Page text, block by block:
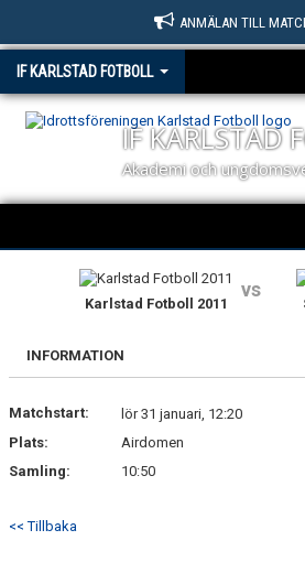
ANMÄLAN TILL
IF KARLSTAD FOTBOLL
IF KARLSTAD
Akademi och
OM KLUBBEN
KONTAKT
Karlstad Fotboll 2011
vs
INFORMATION
Matchstart:
lör 31 januari, 12:20
Plats:
Airdomen
Samling:
10:50
<< Tillbaka